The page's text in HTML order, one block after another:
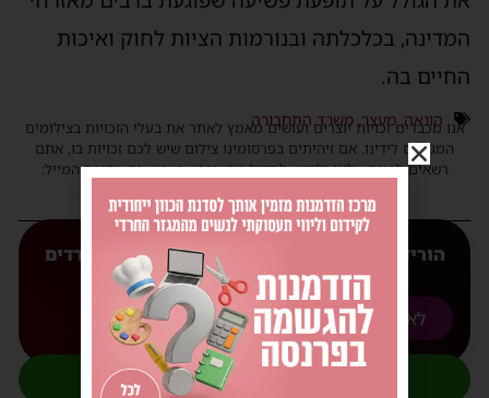
המדינה, בכלכלתה ובנורמות הציות לחוק ואיכות
החיים בה.
הונאה, מעצר, משרד התחבורה
אנו מכבדים זכויות יוצרים ועושים מאמץ לאתר את בעלי הזכויות בצילומים
המגיעים לידינו. אם זיהיתים בפרסומינו צילום שיש לכם זכויות בו, אתם
רשאים לפנות אלינו ולבקש לחדול מהשימוש באמצעות כתובת המייל:
הורידו עכשיו את האפליקצייה המובילה של 'חרדים
אשדוד' אליכם לנייד
לאנדורואיד
לאפל
להצטרפות לקבוצת העדכונים בוואטסאפ